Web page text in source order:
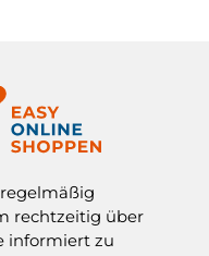
rechtzeitig über
informiert zu